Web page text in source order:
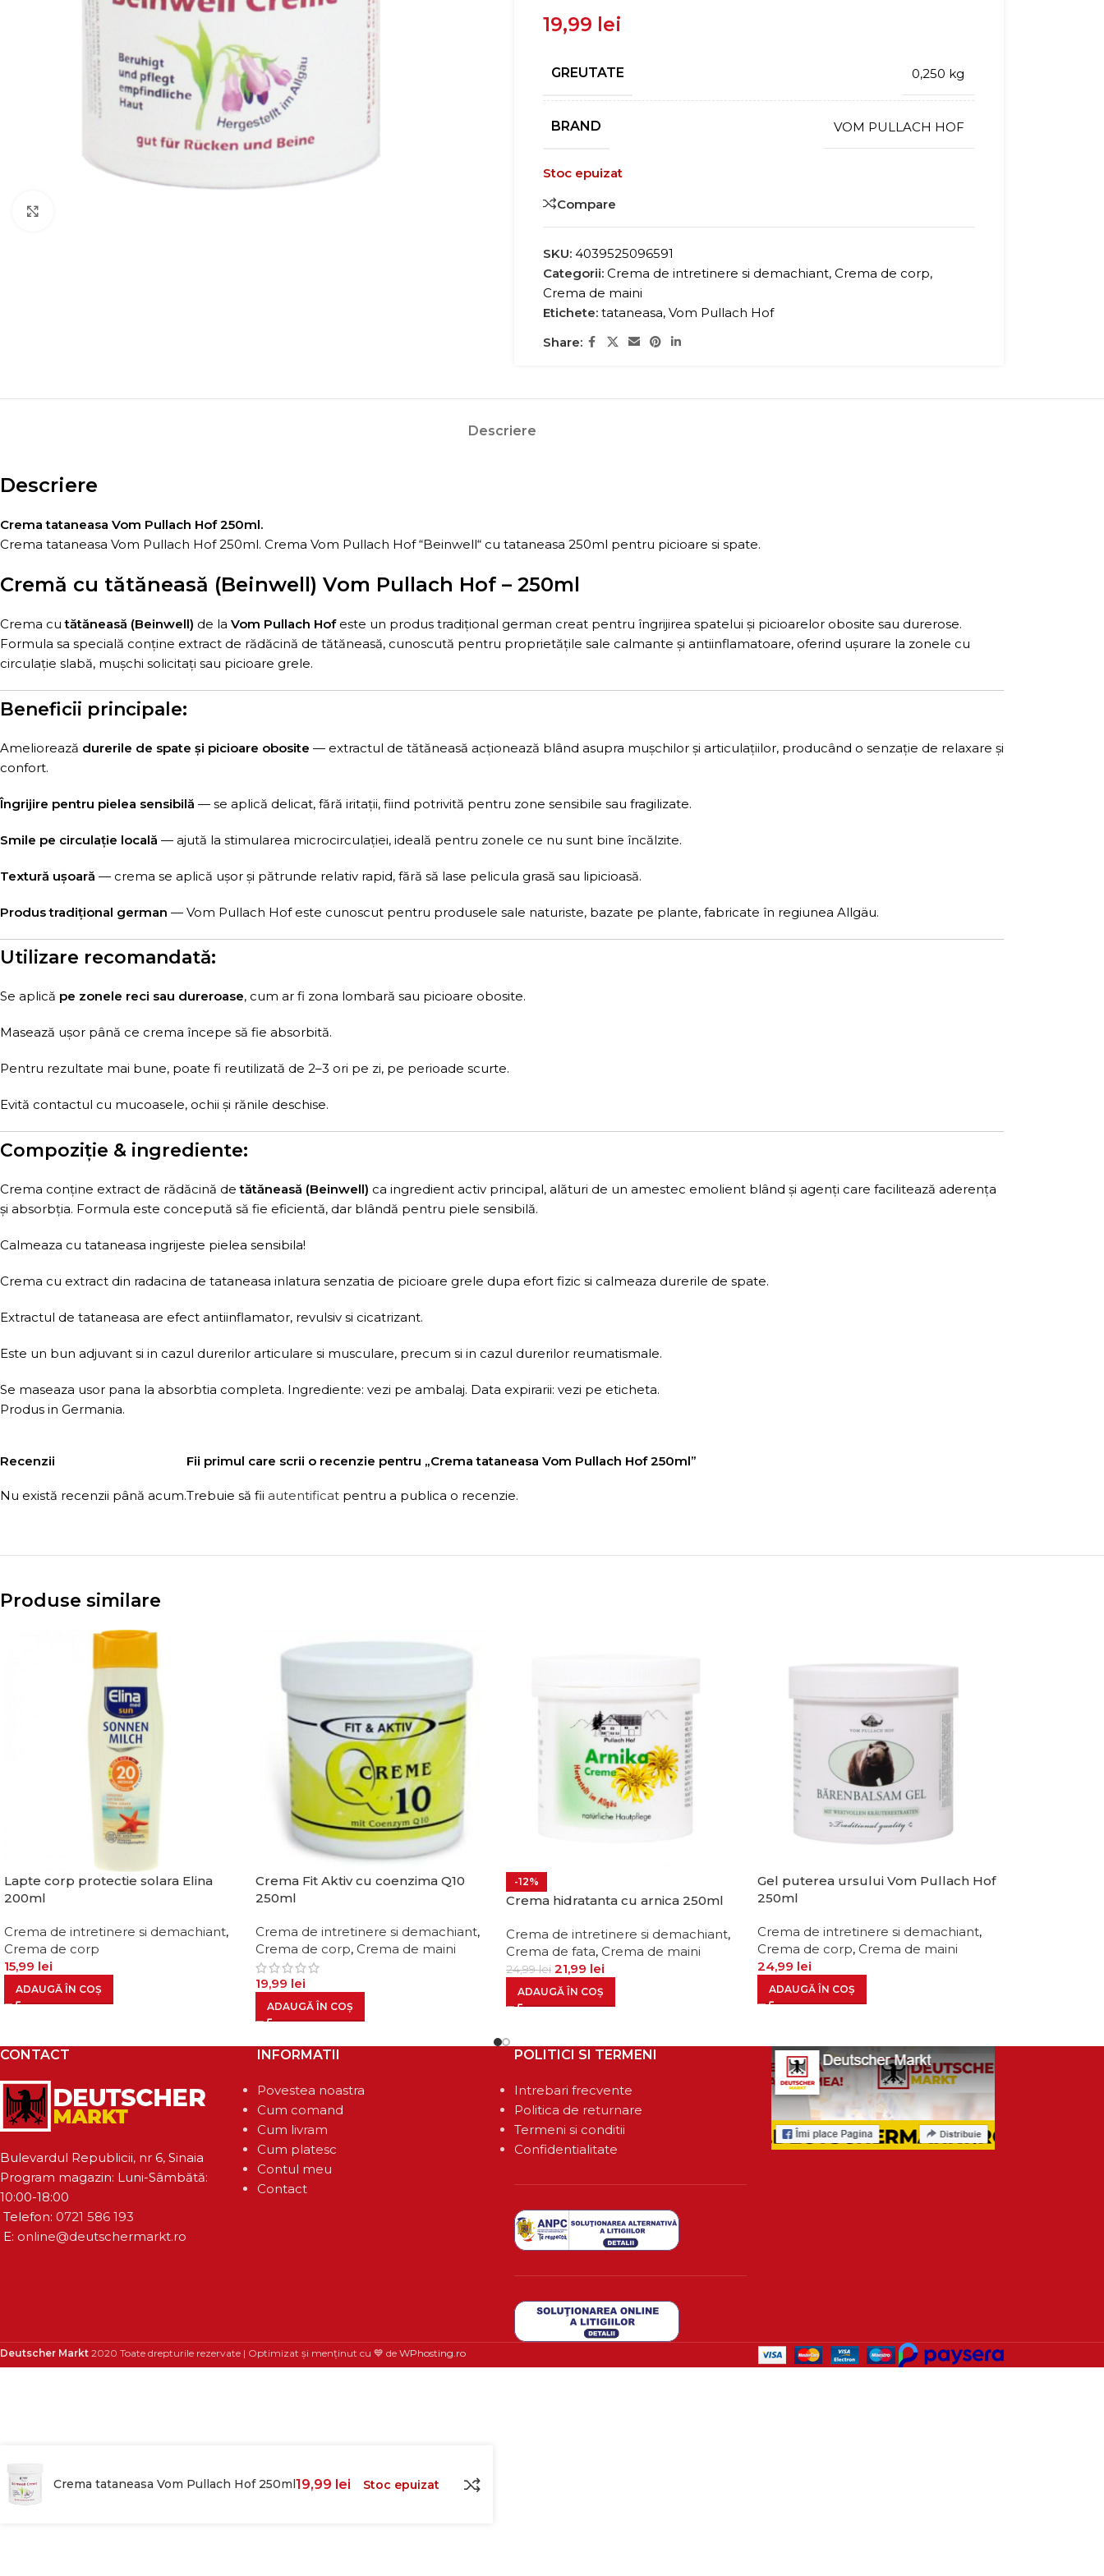
19,99 lei
GREUTATE 0,250 kg
BRAND VOM PULLACH HOF
Stoc epuizat
Compare
SKU: 4039525096591
Categorii: Crema de intretinere si demachiant, Crema de corp,
Crema de maini
Etichete: tataneasa, Vom Pullach Hof
Share:
Descriere
Descriere
Crema tataneasa Vom Pullach Hof 250ml.
Crema tataneasa Vom Pullach Hof 250ml. Crema Vom Pullach Hof “Beinwell“ cu tataneasa 250ml pentru picioare si spate.
Cremă cu tătăneasă (Beinwell) Vom Pullach Hof – 250ml
Crema cutătăneasă (Beinwell) de la Vom Pullach Hofeste un produs tradițional german creat pentru îngrijirea spatelui și picioarelor obosite sau durerose.
Formula sa specială conține extract de rădăcină de tătăneasă, cunoscută pentru proprietățile sale calmante și antiinflamatoare, oferind ușurare la zonele cu
circulație slabă, mușchi solicitați sau picioare grele.
Beneficii principale:
Ameliorează durerile de spate și picioare obosite — extractul de tătăneasă acționează blând asupra mușchilor și articulațiilor, producând o senzație de relaxare și
confort.
Îngrijire pentru pielea sensibilă — se aplică delicat, fără iritații, fiind potrivită pentru zone sensibile sau fragilizate.
Smile pe circulație locală — ajută la stimularea microcirculației, ideală pentru zonele ce nu sunt bine încălzite.
Textură ușoară — crema se aplică ușor și pătrunde relativ rapid, fără să lase pelicula grasă sau lipicioasă.
Produs tradițional german — Vom Pullach Hof este cunoscut pentru produsele sale naturiste, bazate pe plante, fabricate în regiunea Allgäu.
Utilizare recomandată:
Se aplică pe zonele reci sau dureroase, cum ar fi zona lombară sau picioare obosite.
Masează ușor până ce crema începe să fie absorbită.
Pentru rezultate mai bune, poate fi reutilizată de 2–3 ori pe zi, pe perioade scurte.
Evită contactul cu mucoasele, ochii și rănile deschise.
Compoziție & ingrediente:
Crema conține extract de rădăcină detătăneasă (Beinwell) ca ingredient activ principal, alături de un amestec emolient blând și agenți care facilitează aderența
și absorbția. Formula este concepută să fie eficientă, dar blândă pentru piele sensibilă.
Calmeaza cu tataneasa ingrijeste pielea sensibila!
Crema cu extract din radacina de tataneasa inlatura senzatia de picioare grele dupa efort fizic si calmeaza durerile de spate.
Extractul de tataneasa are efect antiinflamator, revulsiv si cicatrizant.
Este un bun adjuvant si in cazul durerilor articulare si musculare, precum si in cazul durerilor reumatismale.
Se maseaza usor pana la absorbtia completa. Ingrediente: vezi pe ambalaj. Data expirarii: vezi pe eticheta.
Produs in Germania.
Recenzii
Nu există recenzii până acum.
Fii primul care scrii o recenzie pentru „Crema tataneasa Vom Pullach Hof 250ml”
Trebuie să fii autentificat pentru a publica o recenzie.
Produse similare
Lapte corp protectie solara Elina
200ml
Crema de intretinere si demachiant,
Crema de corp
15,99 lei
ADAUGĂ ÎN COȘ
Crema Fit Aktiv cu coenzima Q10
250ml
Crema de intretinere si demachiant,
Crema de corp, Crema de maini
19,99 lei
ADAUGĂ ÎN COȘ
-12%
Crema hidratanta cu arnica 250ml
Crema de intretinere si demachiant,
Crema de fata, Crema de maini
24,99lei 21,99 lei
ADAUGĂ ÎN COȘ
Gel puterea ursului Vom Pullach Hof
250ml
Crema de intretinere si demachiant,
Crema de corp, Crema de maini
24,99 lei
ADAUGĂ ÎN COȘ
CONTACT
Bulevardul Republicii, nr 6, Sinaia
Program magazin: Luni-Sâmbătă:
10:00-18:00
Telefon: 0721 586 193
E: online@deutschermarkt.ro
INFORMATII
Povestea noastra
Cum comand
Cum livram
Cum platesc
Contul meu
Contact
POLITICI SI TERMENI
Intrebari frecvente
Politica de returnare
Termeni si conditii
Confidentialitate
Deutscher Markt 2020 Toate drepturile rezervate | Optimizat și menținut cu 💙 de WPhosting.ro
Crema tataneasa Vom Pullach Hof 250ml19,99 lei Stoc epuizat